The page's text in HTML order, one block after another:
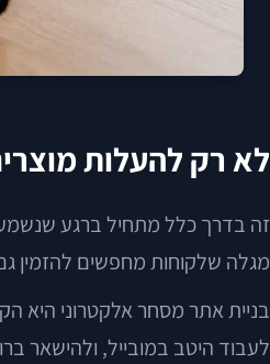
לא רק להעלות
זה בדרך כלל מתחיל ברגע שנשמע
מגלה שלקוחות מחפשים להזמין
בניית אתר מסחר אלקטרוני היא
לעבוד היטב במובייל, ולהישאר